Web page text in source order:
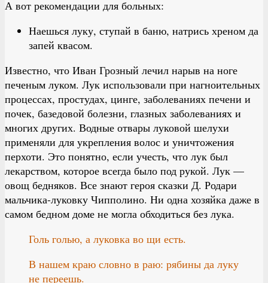
А вот рекомендации для больных:
Наешься луку, ступай в баню, натрись хреном да
запей квасом.
Известно, что Иван Грозный лечил нарыв на ноге
печеным луком. Лук использовали при нагноительных
процессах, простудах, цинге, заболеваниях печени и
почек, базедовой болезни, глазных заболеваниях и
многих других. Водные отвары луковой шелухи
применяли для укрепления волос и уничтожения
перхоти. Это понятно, если учесть, что лук был
лекарством, которое всегда было под рукой. Лук —
овощ бедняков. Все знают героя сказки Д. Родари
мальчика-луковку Чипполино. Ни одна хозяйка даже в
самом бедном доме не могла обходиться без лука.
Голь голью, а луковка во щи есть.
В нашем краю словно в раю: рябины да луку
не переешь.